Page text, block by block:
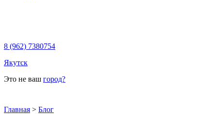
8 (962) 7380754
Якутск
Это не ваш город?
Главная > Блог